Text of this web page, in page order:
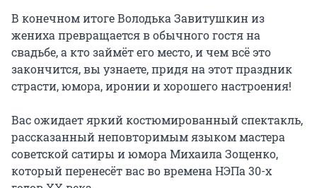
В конечном итоге Володька Завитушкин из
жениха превращается в обычного гостя на
свадьбе, а кто займёт его место, и чем всё это
закончится, вы узнаете, придя на этот праздник
страсти, юмора, иронии и хорошего настроения!
Вас ожидает яркий костюмированный спектакль,
рассказанный неповторимым языком мастера
советской сатиры и юмора Михаила Зощенко,
который перенесёт вас во времена НЭПа 30-х